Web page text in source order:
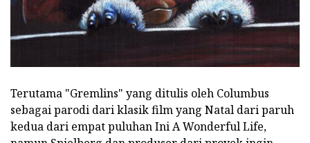
Terutama "Gremlins" yang ditulis oleh Columbus
sebagai parodi dari klasik film yang Natal dari paruh
kedua dari empat puluhan Ini A Wonderful Life,